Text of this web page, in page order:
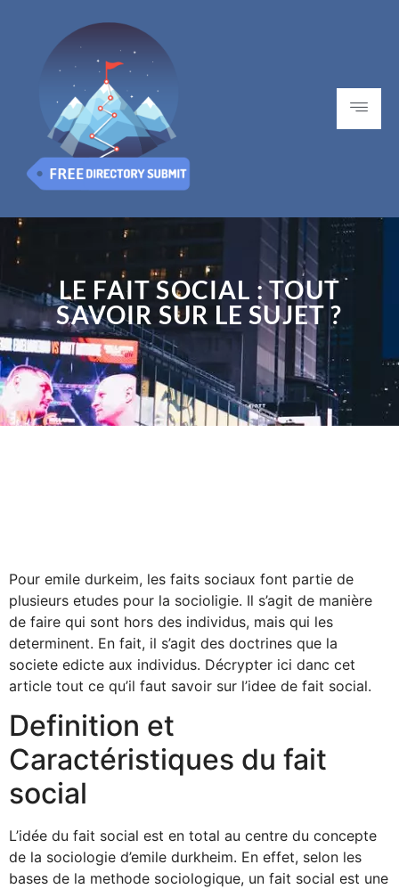
LE FAIT SOCIAL : TOUT
SAVOIR SUR LE SUJET ?
Pour emile durkeim, les faits sociaux font partie de
plusieurs etudes pour la socioligie. Il s’agit de manière
de faire qui sont hors des individus, mais qui les
determinent. En fait, il s’agit des doctrines que la
societe edicte aux individus. Décrypter ici danc cet
article tout ce qu’il faut savoir sur l’idee de fait social.
Definition et
Caractéristiques du fait
social
L’idée du fait social est en total au centre du concepte
de la sociologie d’emile durkheim. En effet, selon les
bases de la methode sociologique, un fait social est une